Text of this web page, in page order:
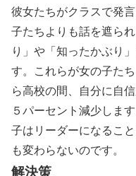
彼女たちがクラスで発
子たちよりも話を遮ら
り」や「知ったかぶり
す。これらが女の子た
ら高校の間、自分に自
５パーセント減少しま
子はリーダーになるこ
も変わらないのです。
解決策